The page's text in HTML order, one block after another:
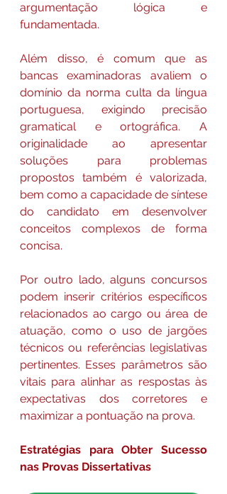
argumentação lógica e
fundamentada.
Além disso, é comum que as
bancas examinadoras avaliem o
domínio da norma culta da língua
portuguesa, exigindo precisão
gramatical e ortográfica. A
originalidade ao apresentar
soluções para problemas
propostos também é valorizada,
bem como a capacidade de síntese
do candidato em desenvolver
conceitos complexos de forma
concisa.
Por outro lado, alguns concursos
podem inserir critérios específicos
relacionados ao cargo ou área de
atuação, como o uso de jargões
técnicos ou referências legislativas
pertinentes. Esses parâmetros são
vitais para alinhar as respostas às
expectativas dos corretores e
maximizar a pontuação na prova.
Estratégias para Obter Sucesso
nas Provas Dissertativas